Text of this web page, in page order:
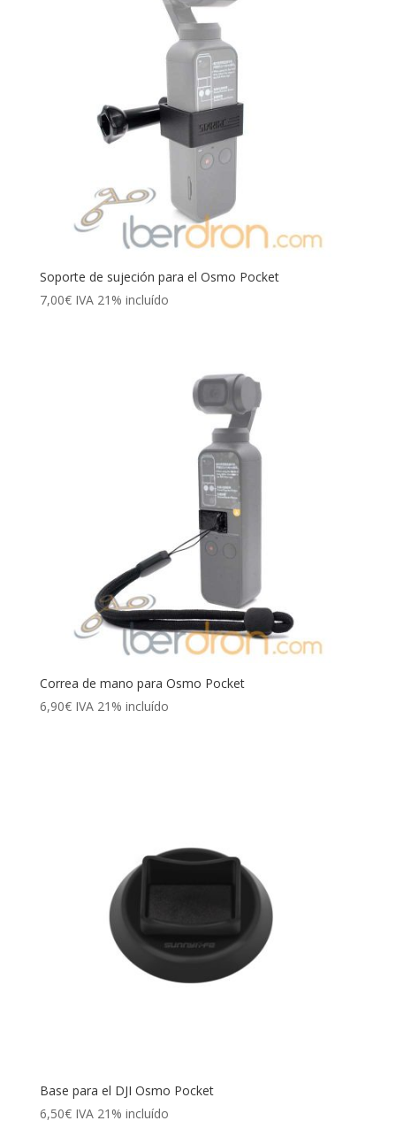
Soporte de sujeción para el Osmo Pocket
7,00€ IVA 21% incluído
Correa de mano para Osmo Pocket
6,90€ IVA 21% incluído
Base para el DJI Osmo Pocket
6,50€ IVA 21% incluído